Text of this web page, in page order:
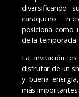
diversificando
caraqueño . En
posiciona como
de la temporada.
La invitación
disfrutar de un
y buena
más importantes